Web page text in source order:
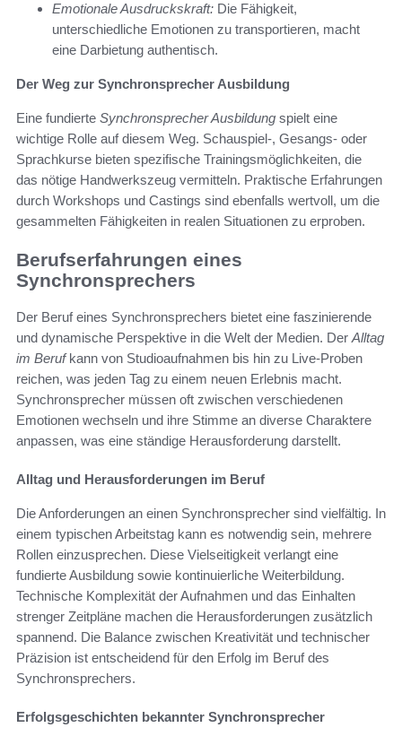
Emotionale Ausdruckskraft: Die Fähigkeit,
unterschiedliche Emotionen zu transportieren, macht
eine Darbietung authentisch.
Der Weg zur Synchronsprecher Ausbildung
Eine fundierte Synchronsprecher Ausbildung spielt eine
wichtige Rolle auf diesem Weg. Schauspiel-, Gesangs- oder
Sprachkurse bieten spezifische Trainingsmöglichkeiten, die
das nötige Handwerkszeug vermitteln. Praktische Erfahrungen
durch Workshops und Castings sind ebenfalls wertvoll, um die
gesammelten Fähigkeiten in realen Situationen zu erproben.
Berufserfahrungen eines
Synchronsprechers
Der Beruf eines Synchronsprechers bietet eine faszinierende
und dynamische Perspektive in die Welt der Medien. Der Alltag
im Berufkann von Studioaufnahmen bis hin zu Live-Proben
reichen, was jeden Tag zu einem neuen Erlebnis macht.
Synchronsprecher müssen oft zwischen verschiedenen
Emotionen wechseln und ihre Stimme an diverse Charaktere
anpassen, was eine ständige Herausforderung darstellt.
Alltag und Herausforderungen im Beruf
Die Anforderungen an einen Synchronsprecher sind vielfältig. In
einem typischen Arbeitstag kann es notwendig sein, mehrere
Rollen einzusprechen. Diese Vielseitigkeit verlangt eine
fundierte Ausbildung sowie kontinuierliche Weiterbildung.
Technische Komplexität der Aufnahmen und das Einhalten
strenger Zeitpläne machen die Herausforderungen zusätzlich
spannend. Die Balance zwischen Kreativität und technischer
Präzision ist entscheidend für den Erfolg im Beruf des
Synchronsprechers.
Erfolgsgeschichten bekannter Synchronsprecher